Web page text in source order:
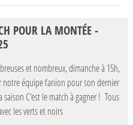
POUR LA MONTÉE -
et nombreux, dimanche à 15h,
notre équipe fanion pour son dernier
saison C'est le match à gagner ! Tous
les verts et noirs